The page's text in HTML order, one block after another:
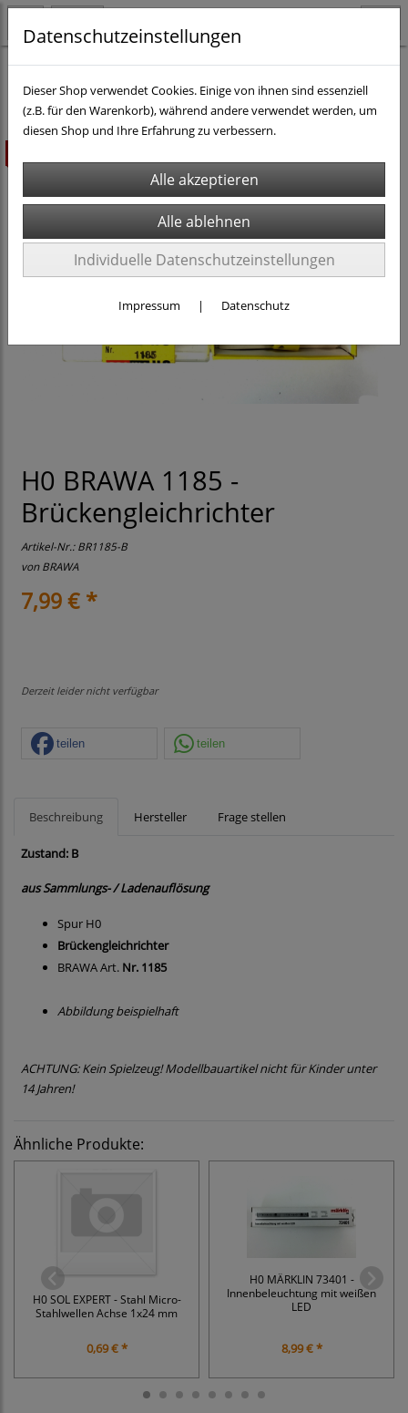
H0 BRAWA 1185 -
Brückengleichrichter
Artikel-Nr.:BR1185-B
vonBRAWA
7,99 € *
Derzeit leider nicht verfügbar
teilen teilen
Beschreibung Hersteller Frage stellen
Zustand: B
aus Sammlungs- / Ladenauflösung
Spur H0
Brückengleichrichter
BRAWA Art. Nr. 1185
Abbildung beispielhaft
ACHTUNG: Kein Spielzeug! Modellbauartikel nicht für Kinder unter
14 Jahren!
Ähnliche Produkte:
H0 SOL EXPERT - Stahl Micro-
Stahlwellen Achse 1x24 mm
0,69 € *
H0 MÄRKLIN 73401 -
Innenbeleuchtung mit weißen
LED
8,99 € *
Datenschutzeinstellungen
Dieser Shop verwendet Cookies. Einige von ihnen sind essenziell
(z.B. für den Warenkorb), während andere verwendet werden, um
diesen Shop und Ihre Erfahrung zu verbessern.
Individuelle Datenschutzeinstellungen
Impressum | Datenschutz